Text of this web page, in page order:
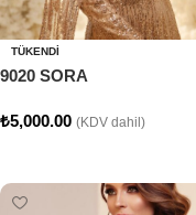
TÜKENDI
9020 SORA
₺5,000.00 (KDV dahil)